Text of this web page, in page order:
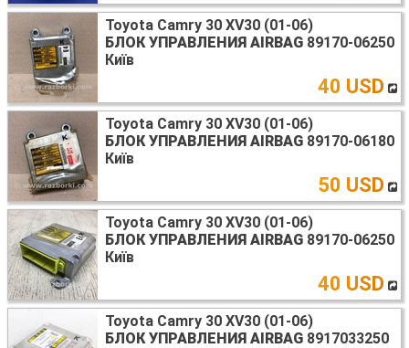
Toyota Camry 30 XV30 (01-06)
БЛОК УПРАВЛЕНИЯ AIRBAG 89170-06250
Київ
40 USD
Toyota Camry 30 XV30 (01-06)
БЛОК УПРАВЛЕНИЯ AIRBAG 89170-06180
Київ
50 USD
Toyota Camry 30 XV30 (01-06)
БЛОК УПРАВЛЕНИЯ AIRBAG 89170-06250
Київ
40 USD
Toyota Camry 30 XV30 (01-06)
БЛОК УПРАВЛЕНИЯ AIRBAG 8917033250